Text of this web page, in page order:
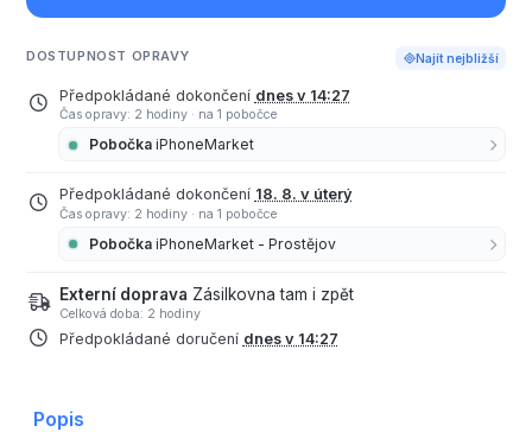
DOSTUPNOST OPRAVY Najít nejbližší
Předpokládané dokončení dnes v 14:27
Čas opravy: 2 hodiny · na 1 pobočce
Pobočka iPhoneMarket
Předpokládané dokončení 18. 8. v úterý
Čas opravy: 2 hodiny · na 1 pobočce
Pobočka iPhoneMarket - Prostějov
Externí doprava Zásilkovna tam i zpět
Celková doba: 2 hodiny
Předpokládané doručení dnes v 14:27
Popis